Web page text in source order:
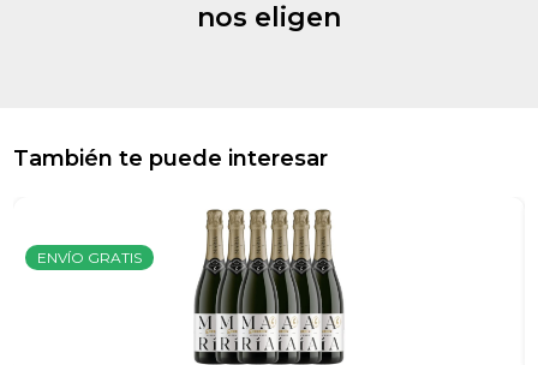
nos eligen
También te puede interesar
ENVÍO GRATIS